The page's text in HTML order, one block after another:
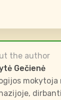
the author
Gečienė
mokytoja